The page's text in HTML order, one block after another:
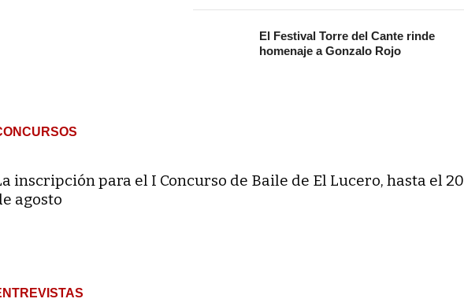
El Festival Torre del Cante rinde
homenaje a Gonzalo Rojo
inscripción para el I Concurso de Baile de El Lucero, hasta el 20
agosto